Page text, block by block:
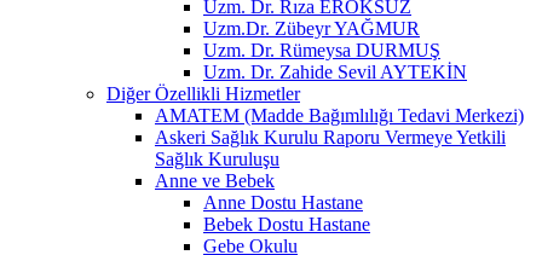
Uzm. Dr. Rıza ERÖKSÜZ
Uzm.Dr. Zübeyr YAĞMUR
Uzm. Dr. Rümeysa DURMUŞ
Uzm. Dr. Zahide Sevil AYTEKİN
Diğer Özellikli Hizmetler
AMATEM (Madde Bağımlılığı Tedavi Merkezi)
Askeri Sağlık Kurulu Raporu Vermeye Yetkili
Sağlık Kuruluşu
Anne ve Bebek
Anne Dostu Hastane
Bebek Dostu Hastane
Gebe Okulu